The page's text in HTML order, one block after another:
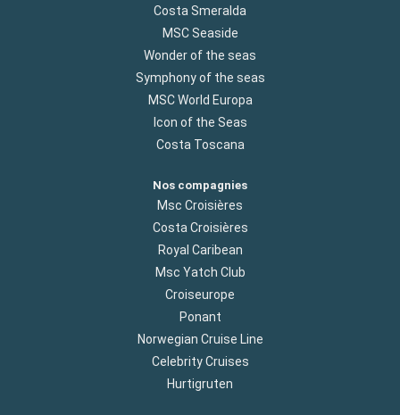
Costa Smeralda
MSC Seaside
Wonder of the seas
Symphony of the seas
MSC World Europa
Icon of the Seas
Costa Toscana
Nos compagnies
Msc Croisières
Costa Croisières
Royal Caribean
Msc Yatch Club
Croiseurope
Ponant
Norwegian Cruise Line
Celebrity Cruises
Hurtigruten